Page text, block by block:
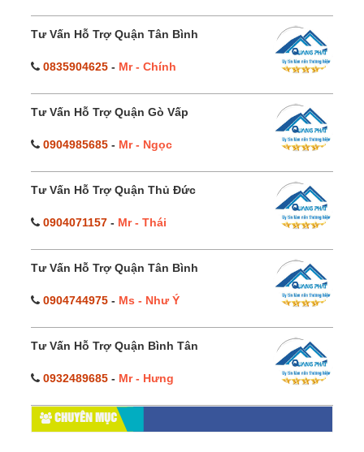
Tư Vấn Hỗ Trợ Quận Tân Bình
0835904625 - Mr - Chính
Tư Vấn Hỗ Trợ Quận Gò Vấp
0904985685 - Mr - Ngọc
Tư Vấn Hỗ Trợ Quận Thủ Đức
0904071157 - Mr - Thái
Tư Vấn Hỗ Trợ Quận Tân Bình
0904744975 - Ms - Như Ý
Tư Vấn Hỗ Trợ Quận Bình Tân
0932489685 - Mr - Hưng
CHUYÊN MỤC